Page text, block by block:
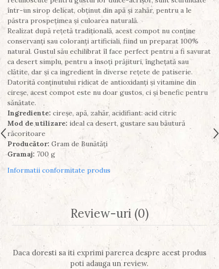
într-un sirop delicat, obținut din apă și zahăr, pentru a le
păstra prospețimea și culoarea naturală.
Realizat după rețetă tradițională, acest compot nu conține
conservanți sau coloranți artificiali, fiind un preparat 100%
natural. Gustul său echilibrat îl face perfect pentru a fi savurat
ca desert simplu, pentru a însoți prăjituri, înghețată sau
clătite, dar și ca ingredient în diverse rețete de patiserie.
Datorită conținutului ridicat de antioxidanți și vitamine din
cireșe, acest compot este nu doar gustos, ci și benefic pentru
sănătate.
Ingrediente: cireșe, apă, zahăr, acidifiant: acid citric
Mod de utilizare: ideal ca desert, gustare sau băutură
răcoritoare
Producător: Gram de Bunătăți
Gramaj: 700 g
Informatii conformitate produs
Review-uri (0)
Daca doresti sa iti exprimi parerea despre acest produs
poti adauga un review.